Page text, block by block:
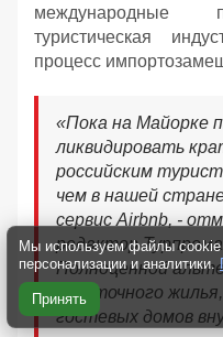
международные
туристическая
процесс
«Пока на Майорке
ликвидировать
российским
чем в нашей
сервис Airbnb, -
редактор
Полноценной
посуточного
гостевых домов
Мы используем файлы cookie
персонализации и аналитики.
Принять